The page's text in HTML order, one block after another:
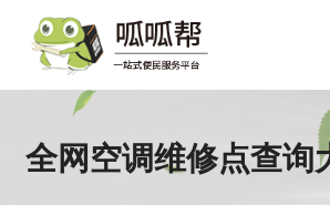
全网空调维修点查询